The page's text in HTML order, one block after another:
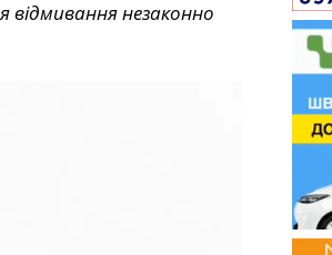
незаконно